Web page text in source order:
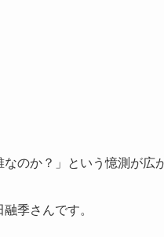
のか？」という憶測が広
季さんです。